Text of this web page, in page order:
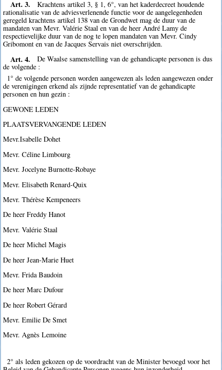
Art. 3.
Krachtens artikel 3, § 1, 6°, van het kaderdecreet houdende
rationalisatie van de adviesverlenende functie voor de aangelegenheden
geregeld krachtens artikel 138 van de Grondwet mag de duur van de
mandaten van Mevr. Valérie Staal en van de heer André Lamy de
respectievelijke duur van de nog te lopen mandaten van Mevr. Cindy
Gribomont en van de Jacques Servais niet overschrijden.
Art. 4.
De Waalse samenstelling van de gehandicapte personen is dus
de volgende :
1° de volgende personen worden aangewezen als leden aangewezen onder
de verenigingen erkend als zijnde representatief van de gehandicapte
personen en hun gezin :
GEWONE LEDEN
PLAATSVERVANGENDE LEDEN
Mevr.Isabelle Dohet
Mevr. Céline Limbourg
Mevr. Jocelyne Burnotte-Robaye
Mevr. Elisabeth Renard-Quix
Mevr. Thérèse Kempeneers
De heer Freddy Hanot
Mevr. Valérie Staal
De heer Michel Magis
De heer Jean-Marie Huet
Mevr. Frida Baudoin
De heer Marc Dufour
De heer Robert Gérard
Mevr. Emilie De Smet
Mevr. Agnès Lemoine
2° als leden gekozen op de voordracht van de Minister bevoegd voor het